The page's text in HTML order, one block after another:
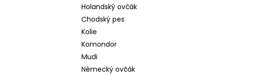
Holandský ovčák
Chodský pes
Kolie
Komondor
Mudi
Německý ovčák